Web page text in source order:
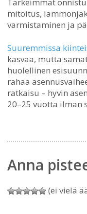
mitoitus,
varmistaminen ja
Suuremmissa
kasvaa, mutta
huolellinen
rahaa
ratkaisu – hyvin
20–25 vuotta
Anna
(ei vielä